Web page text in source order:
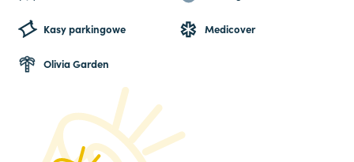
Kasy parkingowe Medicover
Olivia Garden